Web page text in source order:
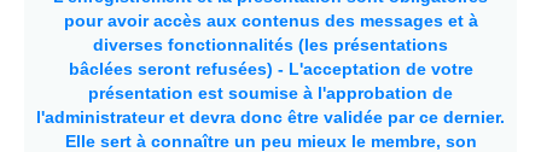
pour avoir accès aux contenus des messages et à
diverses fonctionnalités (les présentations
bâclées seront refusées) - L'acceptation de votre
présentation est soumise à l'approbation de
l'administrateur et devra donc être validée par ce dernier.
Elle sert à connaître un peu mieux le membre, son